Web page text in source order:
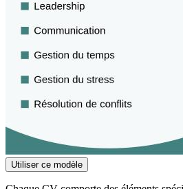
Utiliser ce modèle